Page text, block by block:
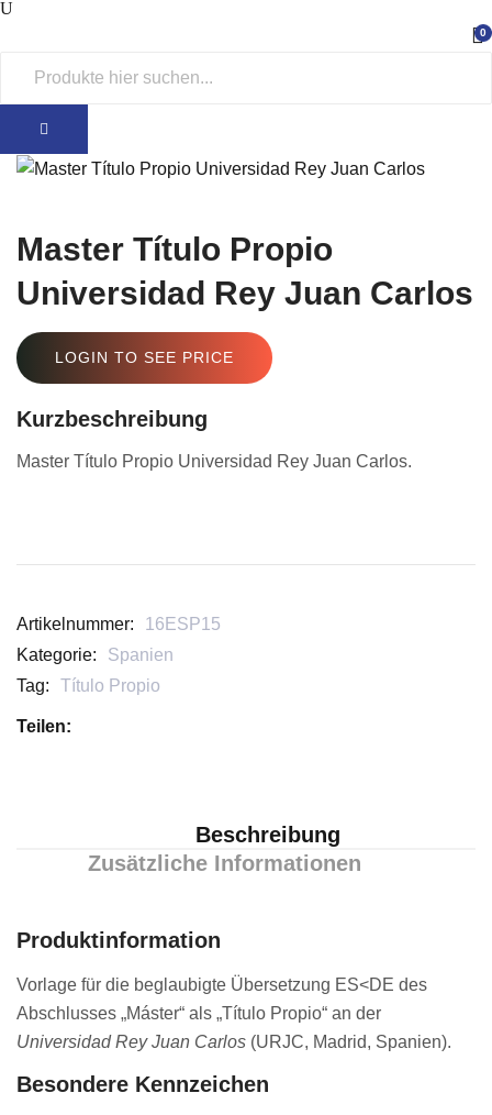
0
Master Título Propio
Universidad Rey Juan Carlos
LOGIN TO SEE PRICE
Kurzbeschreibung
Master Título Propio Universidad Rey Juan Carlos.
Artikelnummer:
16ESP15
Kategorie:
Spanien
Tag:
Título Propio
Teilen:
Beschreibung
Zusätzliche Informationen
Produktinformation
Vorlage für die beglaubigte Übersetzung ES<DE des
Abschlusses „Máster“ als „Título Propio“ an der
Universidad Rey Juan Carlos (URJC, Madrid, Spanien).
Besondere Kennzeichen